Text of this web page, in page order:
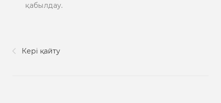
қабылдау.
Кері қайту